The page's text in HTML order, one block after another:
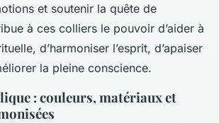
et soutenir la quête de
à ces colliers le pouvoir d’aider à
d’harmoniser l’esprit, d’apaiser
la pleine conscience.
: couleurs, matériaux et